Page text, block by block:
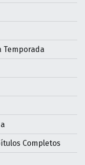
Temporada
Completos